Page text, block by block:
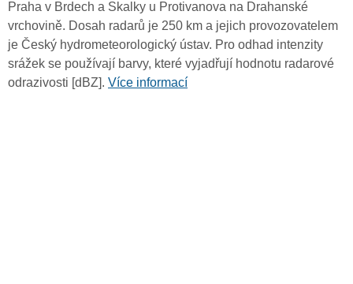
Praha v Brdech a Skalky u Protivanova na Drahanské
vrchovině. Dosah radarů je 250 km a jejich provozovatelem
je Český hydrometeorologický ústav. Pro odhad intenzity
srážek se používají barvy, které vyjadřují hodnotu radarové
odrazivosti [dBZ]. Více informací